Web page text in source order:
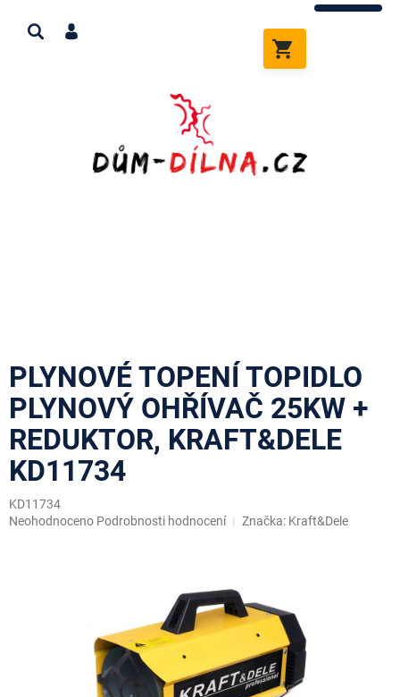
obsah
KOŠÍK
PLYNOVÉ TOPENÍ TOPIDLO
PLYNOVÝ OHŘÍVAČ 25KW +
REDUKTOR, KRAFT&DELE
KD11734
KD11734
Průměrné
Neohodnoceno Podrobnosti hodnocení Značka: Kraft&Dele